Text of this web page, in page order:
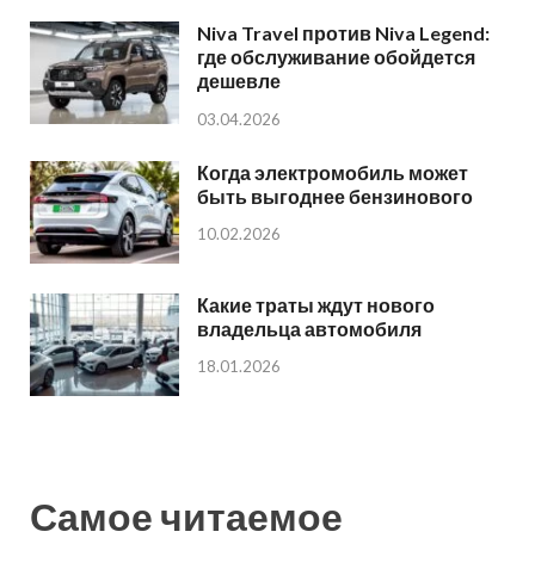
Niva Travel против Niva Legend:
где обслуживание обойдется
дешевле
03.04.2026
Когда электромобиль может
быть выгоднее бензинового
10.02.2026
Какие траты ждут нового
владельца автомобиля
18.01.2026
Самое читаемое